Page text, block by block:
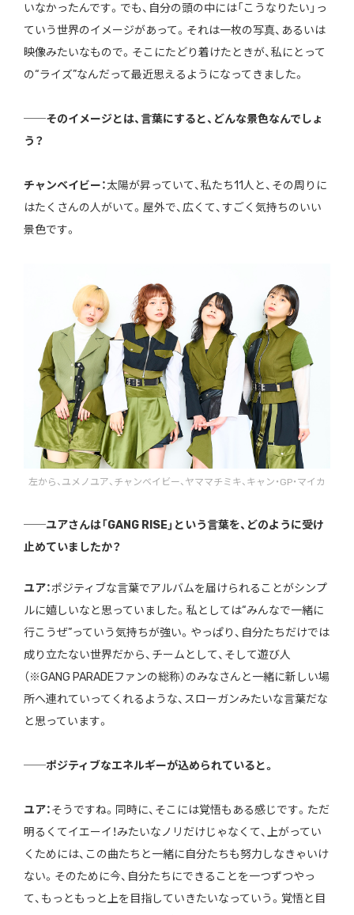
いなかったんです。でも、自分の頭の中には「こうなりたい」っ
ていう世界のイメージがあって。それは一枚の写真、あるいは
映像みたいなもので。そこにたどり着けたときが、私にとって
の“ライズ”なんだって最近思えるようになってきました。
──そのイメージとは、言葉にすると、どんな景色なんでしょ
う？
チャンベイビー：太陽が昇っていて、私たち11人と、その周りに
はたくさんの人がいて。屋外で、広くて、すごく気持ちのいい
景色です。
左から、ユメノユア、チャンベイビー、ヤママチミキ、キャン・GP・マイカ
──ユアさんは「GANG RISE」という言葉を、どのように受け
止めていましたか？
ユア：ポジティブな言葉でアルバムを届けられることがシンプ
ルに嬉しいなと思っていました。私としては“みんなで一緒に
行こうぜ”っていう気持ちが強い。やっぱり、自分たちだけでは
成り立たない世界だから、チームとして、そして遊び人
（※GANG PARADEファンの総称）のみなさんと一緒に新しい場
所へ連れていってくれるような、スローガンみたいな言葉だな
と思っています。
──ポジティブなエネルギーが込められていると。
ユア：そうですね。同時に、そこには覚悟もある感じです。ただ
明るくてイエーイ！みたいなノリだけじゃなくて、上がってい
くためには、この曲たちと一緒に自分たちも努力しなきゃいけ
ない。そのために今、自分たちにできることを一つずつやっ
て、もっともっと上を目指していきたいなっていう。覚悟と目